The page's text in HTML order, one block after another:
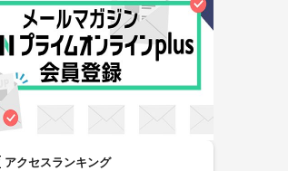
アクセスランキング